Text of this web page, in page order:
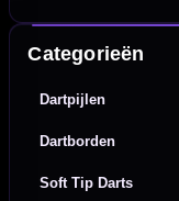
Categorieën
Dartpijlen
Dartborden
Soft Tip Darts